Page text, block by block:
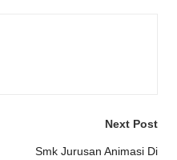
Next Post
Smk Jurusan Animasi Di